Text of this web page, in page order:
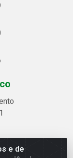
e de
2521 -